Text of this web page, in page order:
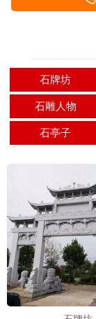
石牌坊
石雕人物
石亭子